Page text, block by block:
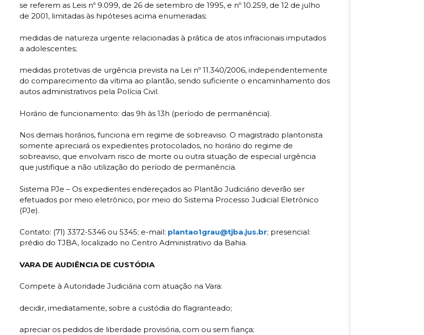
se referem as Leis nº 9.099, de 26 de setembro de 1995, e nº 10.259, de 12 de julho
de 2001, limitadas às hipóteses acima enumeradas;
medidas de natureza urgente relacionadas à prática de atos infracionais imputados
a adolescentes;
medidas protetivas de urgência prevista na Lei nº 11.340/2006, independentemente
do comparecimento da vítima ao plantão, sendo suficiente o encaminhamento dos
autos administrativos pela Polícia Civil.
Horário de funcionamento: das 9h às 13h (período de permanência).
Nos demais horários, funciona em regime de sobreaviso. O magistrado plantonista
somente apreciará os expedientes protocolados, no horário do regime de
sobreaviso, que envolvam risco de morte ou outra situação de especial urgência
que justifique a não utilização do período de permanência.
Sistema PJe – Os expedientes endereçados ao Plantão Judiciário deverão ser
efetuados por meio eletrônico, por meio do Sistema Processo Judicial Eletrônico
(PJe).
Contato: (71) 3372-5346 ou 5345; e-mail: plantao1grau@tjba.jus.br; presencial:
prédio do TJBA, localizado no Centro Administrativo da Bahia.
VARA DE AUDIÊNCIA DE CUSTÓDIA
Compete à Autoridade Judiciária com atuação na Vara:
decidir, imediatamente, sobre a custódia do flagranteado;
apreciar os pedidos de liberdade provisória, com ou sem fiança;